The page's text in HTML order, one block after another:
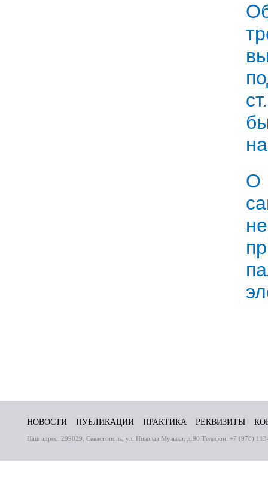
О
НОВОСТИ ПУБЛИКАЦИИ ПРАКТИКА РЕКВИЗИТЫ
Наш адрес: 299029, Севастополь, ул. Николая Музыки, д.90 Телефон: +7 (978)